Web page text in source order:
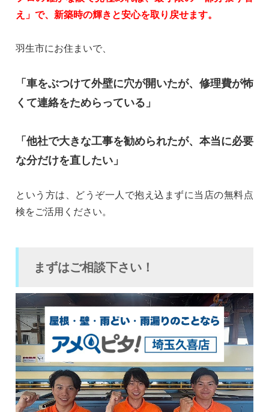
え」で、新築時の輝きと安心を取り戻せます。
羽生市にお住まいで、
「車をぶつけて外壁に穴が開いたが、修理費が怖
くて連絡をためらっている」
「他社で大きな工事を勧められたが、本当に必要
な分だけを直したい」
という方は、どうぞ一人で抱え込まずに当店の無料点
検をご活用ください。
まずはご相談下さい！